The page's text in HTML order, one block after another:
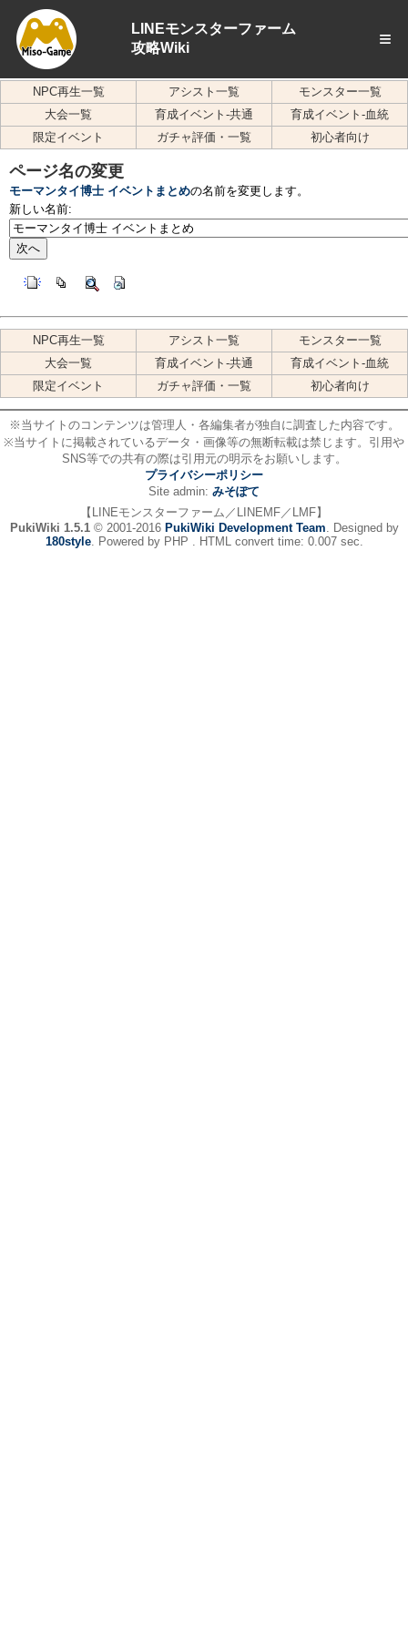
LINEモンスターファーム
攻略Wiki
≡
NPC再生一覧 アシスト一覧
モンスター一覧
大会一覧
育成イベント-共通
育成イベント-血統
限定イベント
ガチャ評価・一覧 初心者向け
ページ名の変更
モーマンタイ博士 イベントまとめの名前を変更します。
新しい名前:
NPC再生一覧 アシスト一覧
モンスター一覧
大会一覧
育成イベント-共通
育成イベント-血統
限定イベント
ガチャ評価・一覧 初心者向け
※当サイトのコンテンツは管理人・各編集者が独自に調査した内容です。
※当サイトに掲載されているデータ・画像等の無断転載は禁じます。引用や
SNS等での共有の際は引用元の明示をお願いします。
プライバシーポリシー
Site admin: みそぽて
【LINEモンスターファーム／LINEMF／LMF】
PukiWiki 1.5.1© 2001-2016 PukiWiki Development Team . Designed by
180style. Powered by PHP . HTML convert time: 0.007 sec.